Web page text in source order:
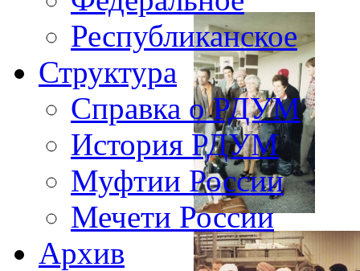
Республиканское
Структура
Справка о РДУМ
История РДУМ
Муфтии России
Мечети России
Архив